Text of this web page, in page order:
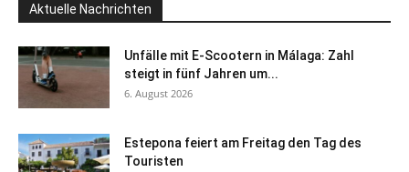
Aktuelle Nachrichten
Unfälle mit E-Scootern in Málaga: Zahl
steigt in fünf Jahren um...
6. August 2026
Estepona feiert am Freitag den Tag des
Touristen